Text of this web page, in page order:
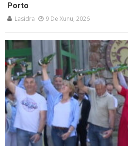
Porto
Lasidra 9 De Xunu, 2026